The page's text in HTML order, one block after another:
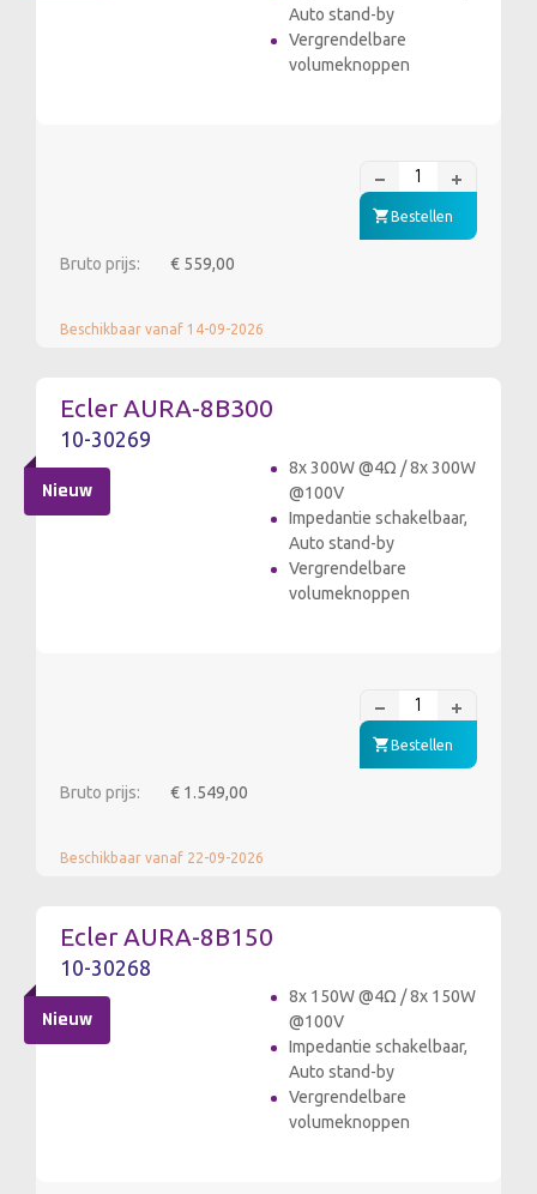
Auto stand-by
Vergrendelbare
volumeknoppen
Bestellen
Bruto prijs: € 559,00
Beschikbaar vanaf 14-09-2026
Nieuw
Ecler AURA-8B300
10-30269
8x 300W @4Ω / 8x 300W
@100V
Impedantie schakelbaar,
Auto stand-by
Vergrendelbare
volumeknoppen
Bestellen
Bruto prijs: € 1.549,00
Beschikbaar vanaf 22-09-2026
Nieuw
Ecler AURA-8B150
10-30268
8x 150W @4Ω / 8x 150W
@100V
Impedantie schakelbaar,
Auto stand-by
Vergrendelbare
volumeknoppen